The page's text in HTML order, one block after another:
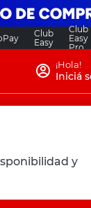
Club
Easy
Club
Easy
Pro
y
¡Hola!
Iniciá
Servicios de